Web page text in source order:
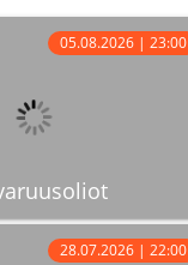
05.08.2026 | 23:00
28.07.2026 | 22:00